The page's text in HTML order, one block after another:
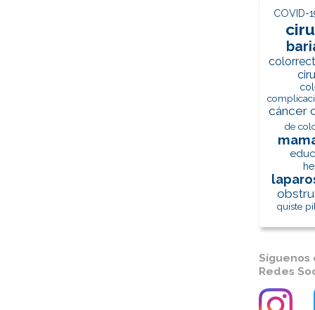
COVID-
cáncer
de
quiste
Síguenos
Redes